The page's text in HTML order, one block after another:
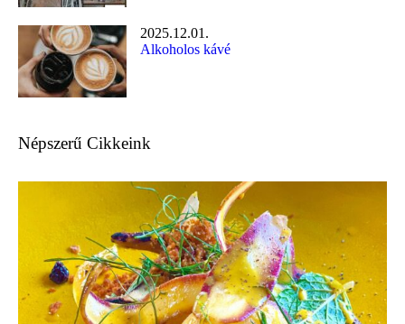
2025.12.01.
Alkoholos kávé
Népszerű Cikkeink